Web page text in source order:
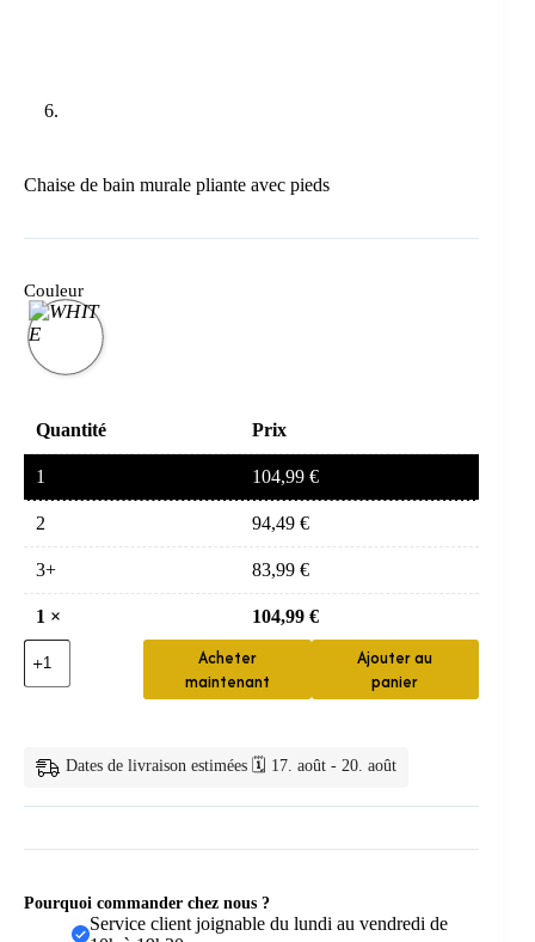
Chaise de bain murale pliante avec pieds
Couleur
Quantité Prix
1 104,99 €
2 94,49 €
3+ 83,99 €
1 × 104,99 €
quantité
de
Chaise
pliante
pieds
Acheter
maintenant
Ajouter au
panier
Dates de livraison estimées 🗓️ 17. août - 20. août
Pourquoi commander chez nous ?
Service client joignable du lundi au vendredi de